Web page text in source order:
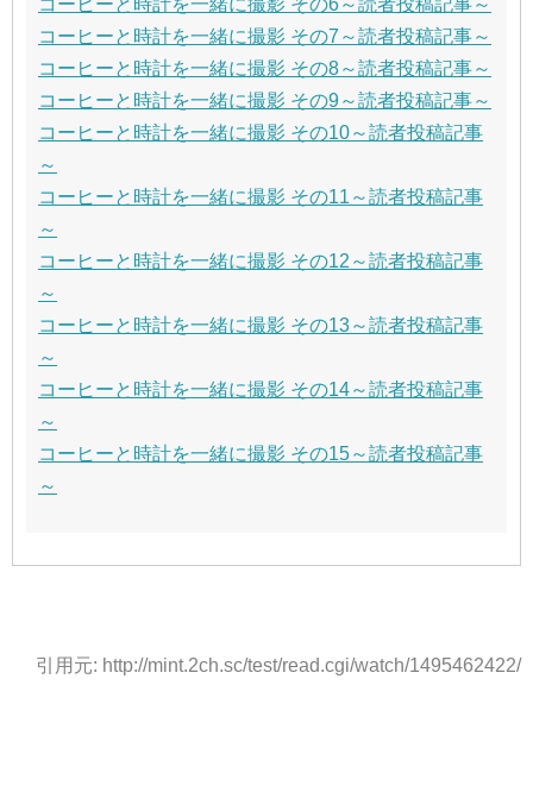
コーヒーと時計を一緒に撮影 その6～読者投稿記事～
コーヒーと時計を一緒に撮影 その7～読者投稿記事～
コーヒーと時計を一緒に撮影 その8～読者投稿記事～
コーヒーと時計を一緒に撮影 その9～読者投稿記事～
コーヒーと時計を一緒に撮影 その10～読者投稿記事
～
コーヒーと時計を一緒に撮影 その11～読者投稿記事
～
コーヒーと時計を一緒に撮影 その12～読者投稿記事
～
コーヒーと時計を一緒に撮影 その13～読者投稿記事
～
コーヒーと時計を一緒に撮影 その14～読者投稿記事
～
コーヒーと時計を一緒に撮影 その15～読者投稿記事
～
引用元: http://mint.2ch.sc/test/read.cgi/watch/1495462422/